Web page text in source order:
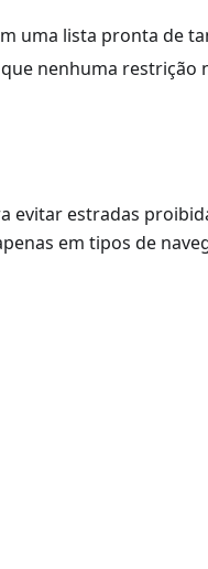
uma lista pronta de
nenhuma restrição
evitar estradas
em tipos de